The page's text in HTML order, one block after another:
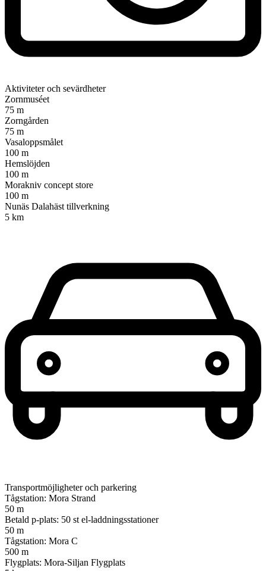
Aktiviteter och sevärdheter
Zornmuséet
75 m
Zorngården
75 m
Vasaloppsmålet
100 m
Hemslöjden
100 m
Morakniv concept store
100 m
Nunäs Dalahäst tillverkning
5 km
Transportmöjligheter och parkering
Tågstation: Mora Strand
50 m
Betald p-plats: 50 st el-laddningsstationer
50 m
Tågstation: Mora C
500 m
Flygplats: Mora-Siljan Flygplats